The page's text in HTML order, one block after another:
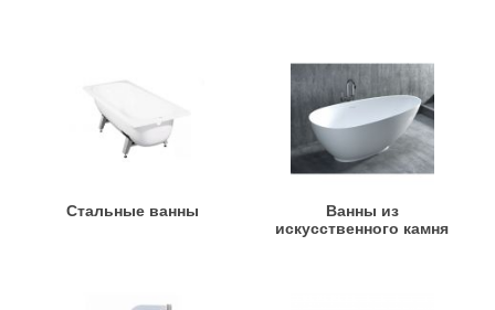
Стальные ванны
Ванны из
искусственного камня